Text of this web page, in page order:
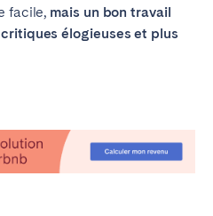
facile, mais un bon travail
élogieuses et plus